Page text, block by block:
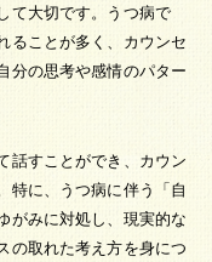
て大切です。うつ病で
ることが多く、カウンセ
分の思考や感情のパター
話すことができ、カウン
特に、うつ病に伴う「自
がみに対処し、現実的な
の取れた考え方を身につ